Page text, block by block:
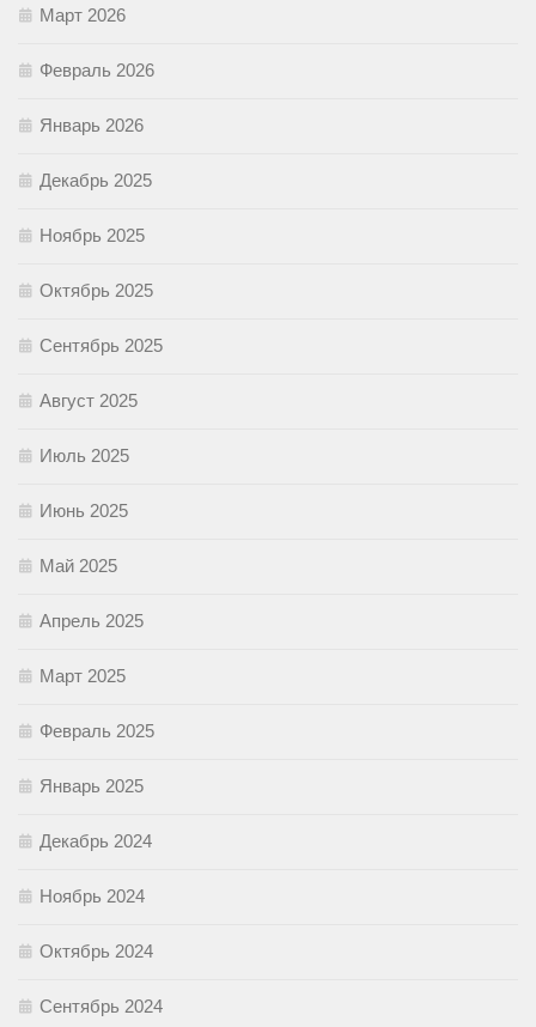
Март 2026
Февраль 2026
Январь 2026
Декабрь 2025
Ноябрь 2025
Октябрь 2025
Сентябрь 2025
Август 2025
Июль 2025
Июнь 2025
Май 2025
Апрель 2025
Март 2025
Февраль 2025
Январь 2025
Декабрь 2024
Ноябрь 2024
Октябрь 2024
Сентябрь 2024